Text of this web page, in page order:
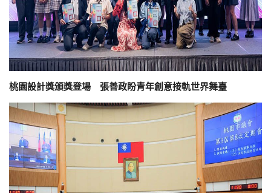
桃園設計獎頒獎登場 張善政盼青年創意接軌世界舞臺